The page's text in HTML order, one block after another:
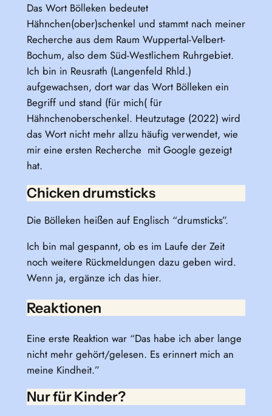
Das Wort Bölleken bedeutet
Hähnchen(ober)schenkel und stammt nach meiner
Recherche aus dem Raum Wuppertal-Velbert-
Bochum, also dem Süd-Westlichem Ruhrgebiet.
Ich bin in Reusrath (Langenfeld Rhld.)
aufgewachsen, dort war das Wort Bölleken ein
Begriff und stand (für mich( für
Hähnchenoberschenkel. Heutzutage (2022) wird
das Wort nicht mehr allzu häufig verwendet, wie
mir eine ersten Recherche mit Google gezeigt
hat.
Chicken drumsticks
Die Bölleken heißen auf Englisch “drumsticks”.
Ich bin mal gespannt, ob es im Laufe der Zeit
noch weitere Rückmeldungen dazu geben wird.
Wenn ja, ergänze ich das hier.
Reaktionen
Eine erste Reaktion war “Das habe ich aber lange
nicht mehr gehört/gelesen. Es erinnert mich an
meine Kindheit.”
Nur für Kinder?